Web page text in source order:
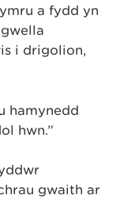
a fydd yn
i drigolion,
hamynedd
hwn.”
gwaith ar